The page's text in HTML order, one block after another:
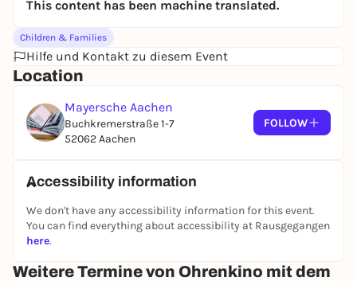
This content has been machine translated.
Children & Families
Hilfe und Kontakt zu diesem Event
Location
Mayersche Aachen
Buchkremerstraße 1-7
52062 Aachen
FOLLOW
Accessibility information
We don't have any accessibility information for this event.
You can find everything about accessibility at Rausgegangen
here.
Weitere Termine von Ohrenkino mit dem